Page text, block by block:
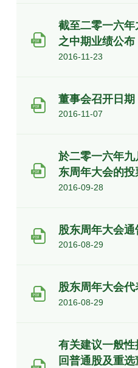
截至二零一六
之中期业绩公布
2016-11-23
董事会召开日期
2016-11-07
於二零一六年
东周年大会的投
2016-09-28
股东周年大会通
2016-08-29
股东周年大会
2016-08-29
有关建议一般
回普通股及重